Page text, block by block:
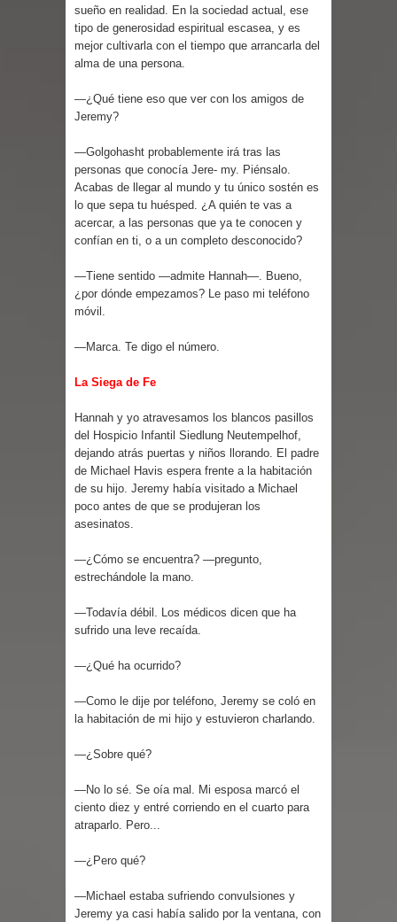
sueño en realidad. En la sociedad actual, ese
tipo de generosidad espiritual escasea, y es
mejor cultivarla con el tiempo que arrancarla del
alma de una persona.
—¿Qué tiene eso que ver con los amigos de
Jeremy?
—Golgohasht probablemente irá tras las
personas que conocía Jere- my. Piénsalo.
Acabas de llegar al mundo y tu único sostén es
lo que sepa tu huésped. ¿A quién te vas a
acercar, a las personas que ya te conocen y
confían en ti, o a un completo desconocido?
—Tiene sentido —admite Hannah—. Bueno,
¿por dónde empezamos? Le paso mi teléfono
móvil.
—Marca. Te digo el número.
La Siega de Fe
Hannah y yo atravesamos los blancos pasillos
del Hospicio Infantil Siedlung Neutempelhof,
dejando atrás puertas y niños llorando. El padre
de Michael Havis espera frente a la habitación
de su hijo. Jeremy había visitado a Michael
poco antes de que se produjeran los
asesinatos.
—¿Cómo se encuentra? —pregunto,
estrechándole la mano.
—Todavía débil. Los médicos dicen que ha
sufrido una leve recaída.
—¿Qué ha ocurrido?
—Como le dije por teléfono, Jeremy se coló en
la habitación de mi hijo y estuvieron charlando.
—¿Sobre qué?
—No lo sé. Se oía mal. Mi esposa marcó el
ciento diez y entré corriendo en el cuarto para
atraparlo. Pero...
—¿Pero qué?
—Michael estaba sufriendo convulsiones y
Jeremy ya casi había salido por la ventana, con